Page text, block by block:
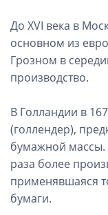
До XVI века в
основном из
Грозном в
производство.
В Голландии в
(голлендер),
бумажной массы.
раза более
применявшаяся
бумаги.